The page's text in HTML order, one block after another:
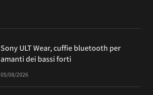
Sony ULT Wear, cuffie bluetooth per
amanti dei bassi forti
05/08/2026